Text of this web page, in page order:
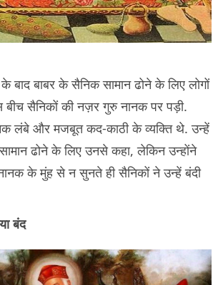
बाद बाबर के सैनिक सामान ढोने के लिए लोगों
सैनिकों की नज़र गुरु नानक पर पड़ी.
लंबे और मजबूत कद-काठी के व्यक्ति थे. उन्हें
ढोने के लिए उनसे कहा, लेकिन उन्होंने
के मुंह से न सुनते ही सैनिकों ने उन्हें बंदी
बंद